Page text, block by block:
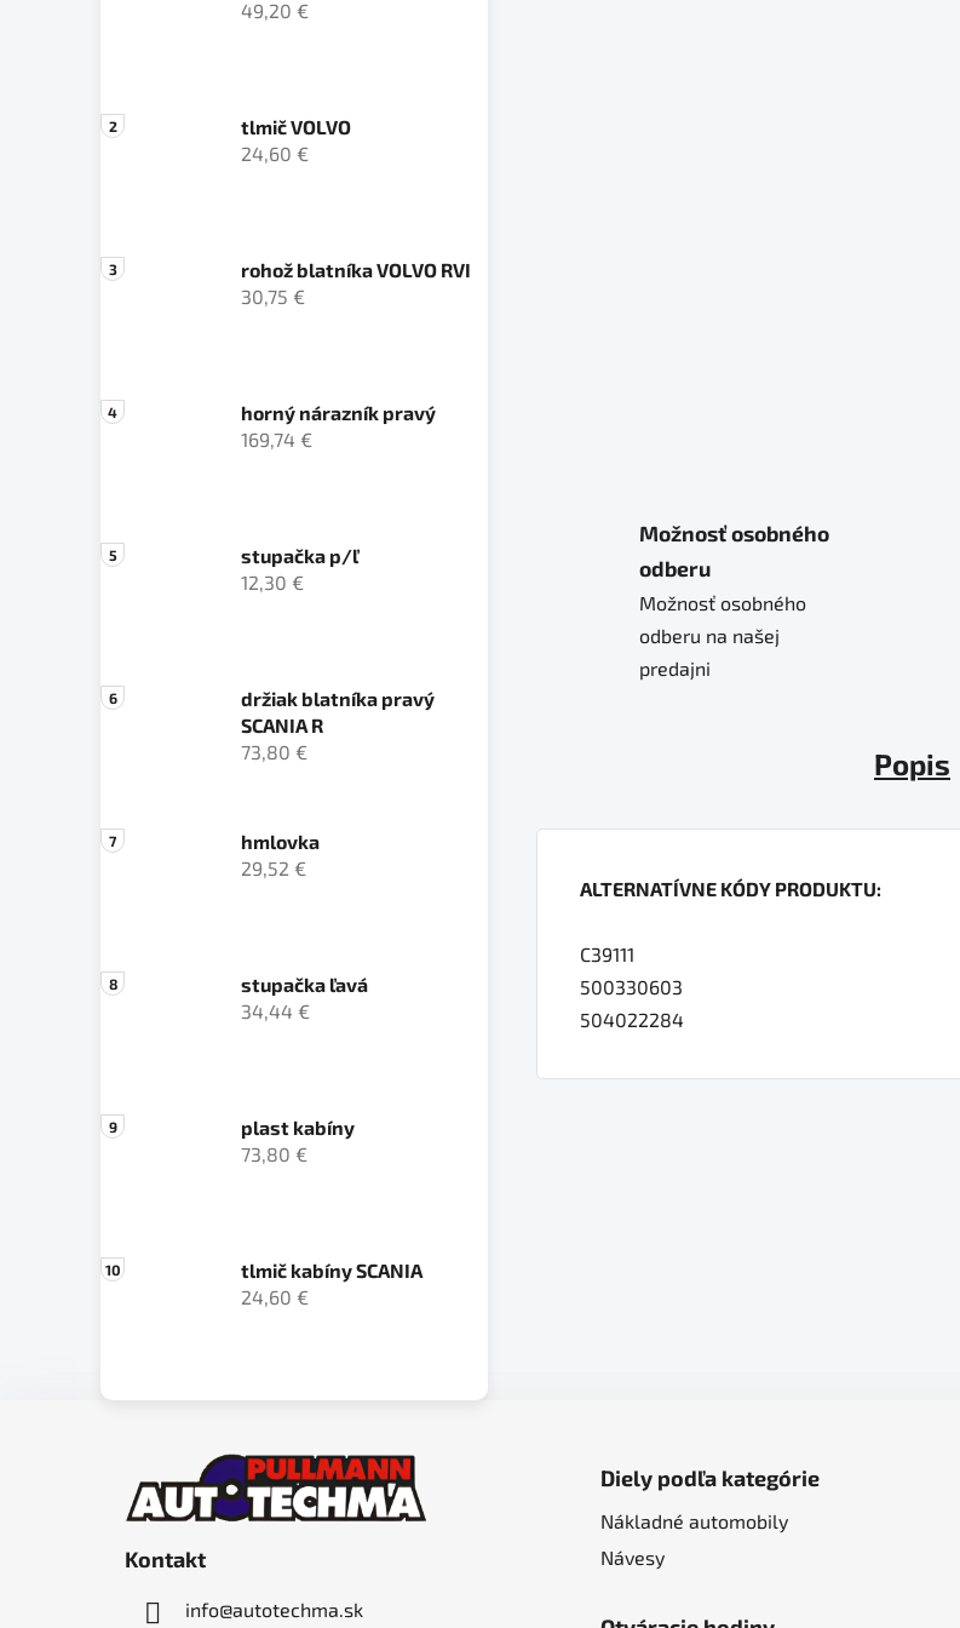
49,20 €
tlmič VOLVO
24,60 €
rohož blatníka VOLVO RVI
30,75 €
horný nárazník pravý
169,74 €
stupačka p/ľ
12,30 €
držiak blatníka pravý
SCANIA R
73,80 €
hmlovka
29,52 €
stupačka ľavá
34,44 €
plast kabíny
73,80 €
tlmič kabíny SCANIA
24,60 €
Možnosť osobného
odberu
Možnosť osobného
odberu na našej
predajni
Popis
ALTERNATÍVNE KÓDY PRODUKTU:
C39111
500330603
504022284
Kontakt
info@autotechma.sk
Diely podľa kategórie
Nákladné automobily
Návesy